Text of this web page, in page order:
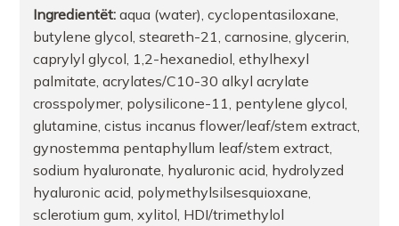
Ingredientët:aqua (water), cyclopentasiloxane,
butylene glycol, steareth-21, carnosine, glycerin,
caprylyl glycol, 1,2-hexanediol, ethylhexyl
palmitate, acrylates/C10-30 alkyl acrylate
crosspolymer, polysilicone-11, pentylene glycol,
glutamine, cistus incanus flower/leaf/stem extract,
gynostemma pentaphyllum leaf/stem extract,
sodium hyaluronate, hyaluronic acid, hydrolyzed
hyaluronic acid, polymethylsilsesquioxane,
sclerotium gum, xylitol, HDI/trimethylol